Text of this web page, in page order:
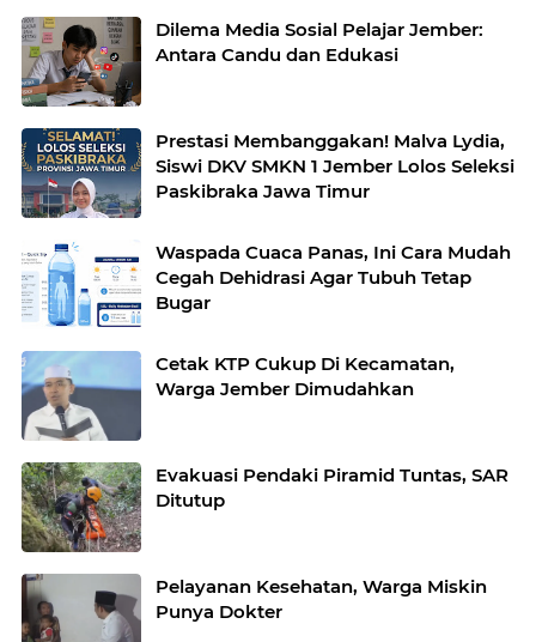
Dilema Media Sosial Pelajar Jember:
Antara Candu dan Edukasi
Prestasi Membanggakan! Malva Lydia,
Siswi DKV SMKN 1 Jember Lolos Seleksi
Paskibraka Jawa Timur
Waspada Cuaca Panas, Ini Cara Mudah
Cegah Dehidrasi Agar Tubuh Tetap
Bugar
Cetak KTP Cukup Di Kecamatan,
Warga Jember Dimudahkan
Evakuasi Pendaki Piramid Tuntas, SAR
Ditutup
Pelayanan Kesehatan, Warga Miskin
Punya Dokter